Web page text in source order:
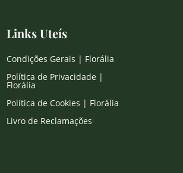
Links Uteís
Condições Gerais | Florália
Política de Privacidade |
Florália
Política de Cookies | Florália
Livro de Reclamações